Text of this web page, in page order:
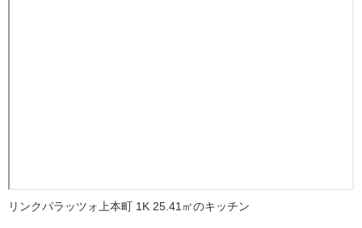
リンクパラッツォ上本町 1K 25.41㎡のキッチン